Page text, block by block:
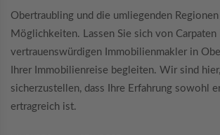
Obertraubling und die umliegenden
Möglichkeiten. Lassen Sie sich von
vertrauenswürdigen Immobilienmakler in
Ihrer Immobilienreise begleiten. Wir sind
sicherzustellen, dass Ihre Erfahrung sowohl
ertragreich ist.